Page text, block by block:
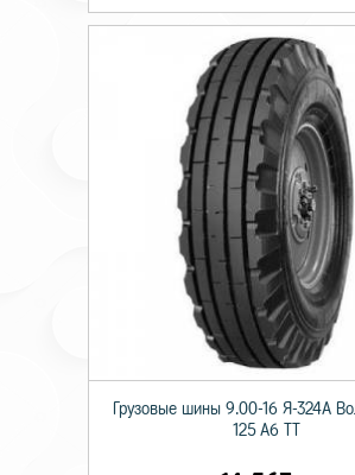
Грузовые шины 9.00-16 Я-324А
125 A6 TT